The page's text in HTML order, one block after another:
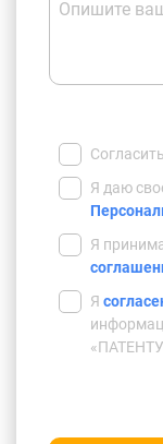
Опишите
Я даю
Я
Я